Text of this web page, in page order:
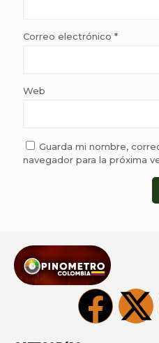
Correo electrónico *
Web
Guarda mi nombre,
navegador para la próxima